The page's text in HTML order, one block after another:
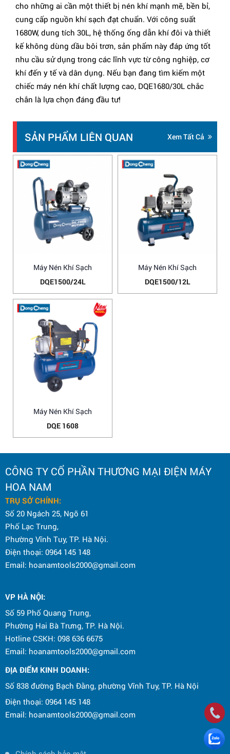
cho những ai cần một thiết bị nén khí mạnh mẽ, bền bỉ,
cung cấp nguồn khí sạch đạt chuẩn. Với công suất
1680W, dung tích 30L, hệ thống ống dẫn khí đôi và thiết
kế không dùng dầu bôi trơn, sản phẩm này đáp ứng tốt
nhu cầu sử dụng trong các lĩnh vực từ công nghiệp, cơ
khí đến y tế và dân dụng. Nếu bạn đang tìm kiếm một
chiếc máy nén khí chất lượng cao, DQE1680/30L chắc
chắn là lựa chọn đáng đầu tư!
SẢN PHẨM LIÊN QUAN Xem Tất Cả
Máy Nén Khí Sạch
DQE1500/24L
Máy Nén Khí Sạch
DQE1500/12L
Máy Nén Khí Sạch
DQE 1608
CÔNG TY CỔ PHẦN THƯƠNG MẠI ĐIỆN MÁY
HOA NAM
TRỤ SỞ CHÍNH:
Số 20 Ngách 25, Ngõ 61
Phố Lạc Trung,
Phường Vĩnh Tuy, TP. Hà Nội.
Điện thoại: 0964 145 148
Email: hoanamtools2000@gmail.com
VP HÀ NỘI:
Số 59 Phố Quang Trung,
Phường Hai Bà Trưng, TP. Hà Nội.
Hotline CSKH: 098 636 6675
Email: hoanamtools2000@gmail.com
ĐỊA ĐIỂM KINH DOANH:
Số 838 đường Bạch Đằng, phường Vĩnh Tuy, TP. Hà Nội
Điện thoại: 0964 145 148
Email: hoanamtools2000@gmail.com